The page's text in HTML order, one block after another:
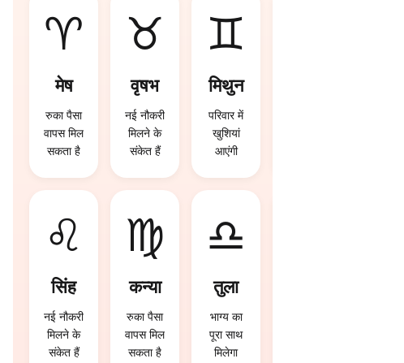
♈
मेष
रुका पैसा
वापस मिल
सकता है
♉
वृषभ
नई नौकरी
मिलने के
संकेत हैं
♊
मिथुन
परिवार में
खुशियां
आएंगी
♌
सिंह
नई नौकरी
मिलने के
संकेत हैं
♍
कन्या
रुका पैसा
वापस मिल
सकता है
♎
तुला
भाग्य का
पूरा साथ
मिलेगा